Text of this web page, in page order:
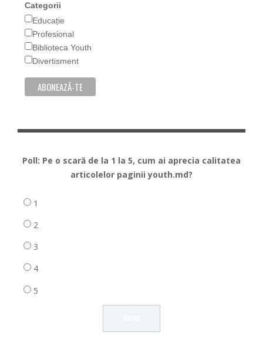
Categorii
Educație
Profesional
Biblioteca Youth
Divertisment
Poll: Pe o scară de la 1 la 5, cum ai aprecia calitatea
articolelor paginii youth.md?
1
2
3
4
5